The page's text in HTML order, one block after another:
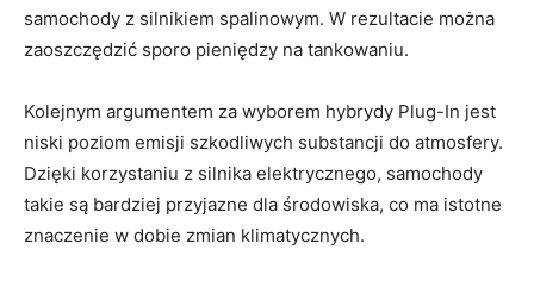
‍samochody z ⁤silnikiem spalinowym. ‌W rezultacie można
zaoszczędzić sporo pieniędzy na tankowaniu.
Kolejnym argumentem za wyborem hybrydy Plug-In ‌jest
niski poziom emisji szkodliwych substancji ​do​ atmosfery.
‍Dzięki korzystaniu z silnika elektrycznego, samochody
takie są bardziej przyjazne dla środowiska, co ma istotne
znaczenie w⁣ dobie zmian⁤ klimatycznych.